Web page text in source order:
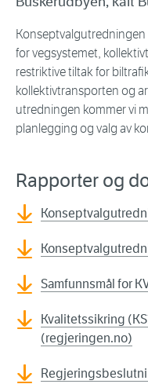
for vegsystemet,
restriktive tiltak for
kollektivtransporten og
utredningen kommer vi
planlegging og valg av
Rapporter og
Samfunnsmål for
Kvalitetssikring
(regjeringen.no)